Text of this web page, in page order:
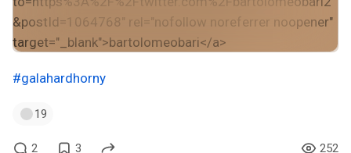
#galahardhorny
19
2 3 252